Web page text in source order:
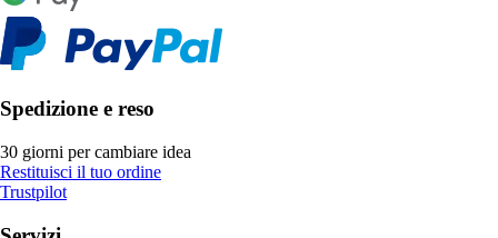
Spedizione e reso
30 giorni per cambiare idea
Restituisci il tuo ordine
Trustpilot